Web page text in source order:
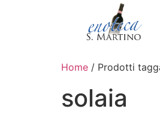
Home / Prodotti
solaia